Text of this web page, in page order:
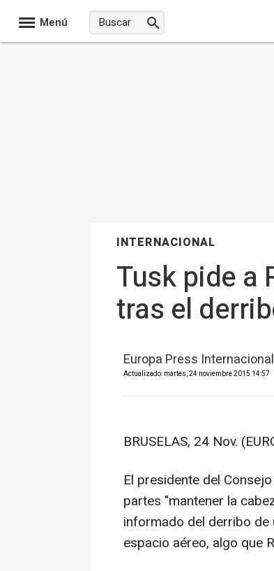
Menú
INTERNACIONAL
Tusk pide a
tras el
Europa Press Internacional
Actualizado: martes, 24 noviembre 2015 14:57
BRUSELAS, 24 Nov.
El presidente del
partes "mantener la
informado del derribo de
espacio aéreo, algo que